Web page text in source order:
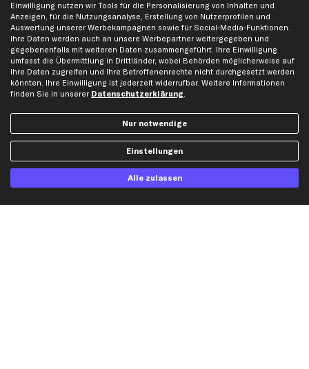
Seat Ersatzteile
Skoda Ersatzteile
VW Ersatzteile
Social Media
Jetzt APP Downloaden
kfzteile24 Newsletter
Einwilligung nutzen wir Tools für die Personalisierung von Inhalten und
Anzeigen, für die Nutzungsanalyse, Erstellung von Nutzerprofilen und
Auswertung unserer Werbekampagnen sowie für Social-Media-Funktionen.
Ihre Daten werden auch an unsere Werbepartner weitergegeben und
gegebenenfalls mit weiteren Daten zusammengeführt. Ihre Einwilligung
umfasst die Übermittlung in Drittländer, wobei Behörden möglicherweise auf
Ihre Daten zugreifen und Ihre Betroffenenrechte nicht durchgesetzt werden
könnten. Ihre Einwilligung ist jederzeit widerrufbar. Weitere Informationen
finden Sie in unserer Datenschutzerklärung.
Nur notwendige
Einstellungen
Alle zulassen